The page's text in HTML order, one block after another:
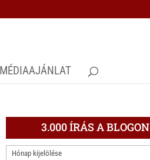
MÉDIAAJÁNLAT
3.000 ÍRÁS A BLOGON
3.000